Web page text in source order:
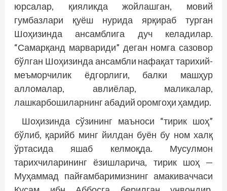
юрсалар, қияликда жойлашган, мовий
гумбазлари қуёш нурида ярқираб турган
Шоҳизинда ансамблига дуч келадилар.
“Самарқанд марвариди” деган номга сазовор
бўлган Шоҳизинда ансамбли нафақат тарихий-
меъморчилик ёдгорлиги, балки машҳур
алломалар, авлиёлар, маликалар,
лашкарбошиларнинг абадий оромгоҳи ҳамдир.
Шоҳизинда сўзининг маъноси “тирик шоҳ”
бўлиб, қарийб минг йилдан буён бу ном халқ
ўртасида яшаб келмоқда. Мусулмон
тарихчиларининг ёзишларича, тирик шоҳ —
Муҳаммад пайғамбаримизнинг амакиваччаси